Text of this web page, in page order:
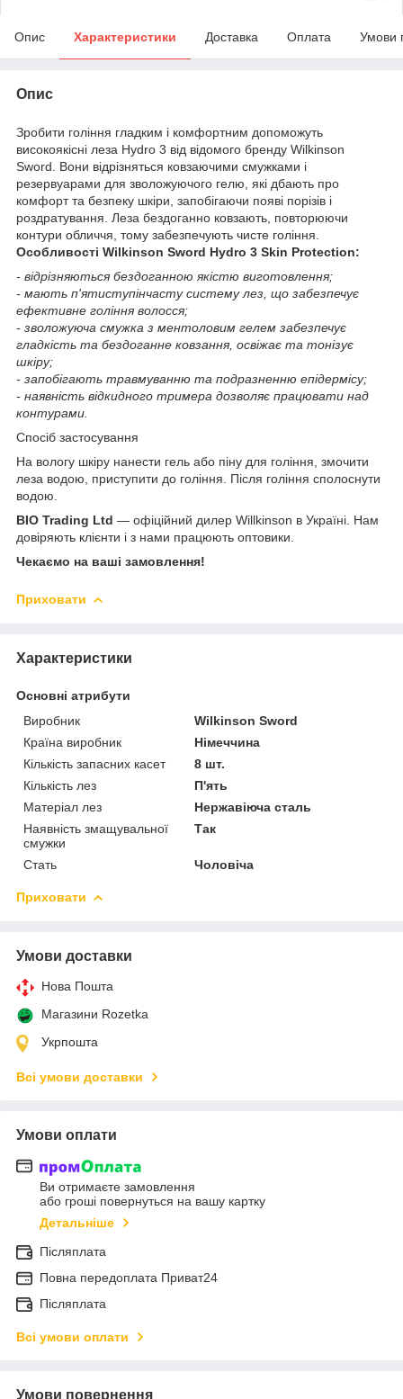
Опис Характеристики Доставка Оплата Умови
Опис
Зробити гоління гладким і комфортним допоможуть
високоякісні леза Hydro 3 від відомого бренду Wilkinson
Sword. Вони відрізняться ковзаючими смужками і
резервуарами для зволожуючого гелю, які дбають про
комфорт та безпеку шкіри, запобігаючи появі порізів і
роздратування. Леза бездоганно ковзають, повторюючи
контури обличчя, тому забезпечують чисте гоління.
Особливості Wilkinson Sword Hydro 3 Skin Protection:
- відрізняються бездоганною якістю виготовлення;
- мають п'ятиступінчасту систему лез, що забезпечує
ефективне гоління волосся;
- зволожуюча смужка з ментоловим гелем забезпечує
гладкість та бездоганне ковзання, освіжає та тонізує
шкіру;
- запобігають травмуванню та подразненню епідермісу;
- наявність відкидного тримера дозволяє працювати над
контурами.
Спосіб застосування
На вологу шкіру нанести гель або піну для гоління, змочити
леза водою, приступити до гоління. Після гоління сполоснути
водою.
BIO Trading Ltd — офіційний дилер Willkinson в Україні. Нам
довіряють клієнти і з нами працюють оптовики.
Чекаємо на ваші замовлення!
Приховати
Характеристики
Основні атрибути
Виробник
Wilkinson Sword
Країна виробник
Німеччина
Кількість запасних касет
8 шт.
Кількість лез
П'ять
Матеріал лез
Нержавіюча сталь
Наявність змащувальної
смужки
Так
Стать Чоловіча
Приховати
Умови доставки
Нова Пошта
Магазини Rozetka
Укрпошта
Всі умови доставки
Умови оплати
Ви отримаєте замовлення
або гроші повернуться на вашу картку
Детальніше
Післяплата
Повна передоплата Приват24
Післяплата
Всі умови оплати
Умови повернення